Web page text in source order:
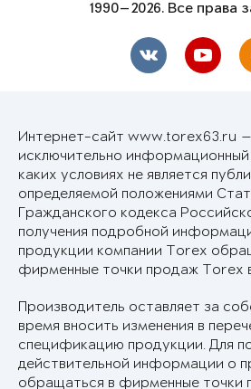
1990—2026. Все права
Интернет-сайт www.torex63.ru
исключительно информационный
каких условиях не является
определяемой положениями
Гражданского кодекса
получения подробной
продукции компании Torex
фирменные точки продаж Torex
Производитель оставляет за
время вносить изменения в
спецификацию продукции. Для
действительной информации о
обращаться в фирменные точки